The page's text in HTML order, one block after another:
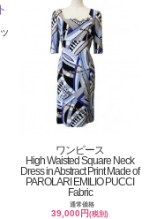
ワンピース
High Waisted Square Neck
Dress in Abstract Print Made of
PAROLARI EMILIO PUCCI
Fabric
通常価格
39,000円(税別)